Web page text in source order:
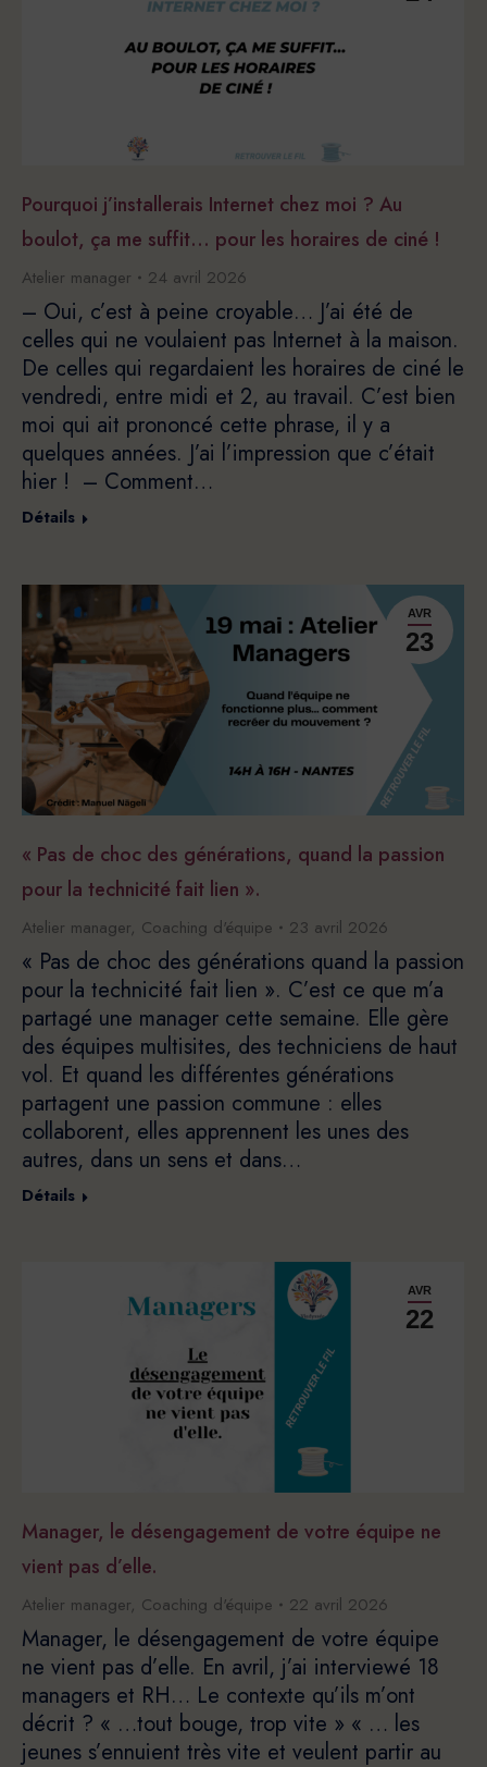
Pourquoi j’installerais Internet chez moi ? Au
boulot, ça me suffit… pour les horaires de ciné !
Atelier manager 24 avril 2026
– Oui, c’est à peine croyable… J’ai été de
celles qui ne voulaient pas Internet à la maison.
De celles qui regardaient les horaires de ciné le
vendredi, entre midi et 2, au travail. C’est bien
moi qui ait prononcé cette phrase, il y a
quelques années. J’ai l’impression que c’était
hier ! – Comment…
Détails
AVR
23
« Pas de choc des générations, quand la passion
pour la technicité fait lien ».
Atelier manager, Coaching d'équipe 23 avril 2026
« Pas de choc des générations quand la passion
pour la technicité fait lien ». C’est ce que m’a
partagé une manager cette semaine. Elle gère
des équipes multisites, des techniciens de haut
vol. Et quand les différentes générations
partagent une passion commune : elles
collaborent, elles apprennent les unes des
autres, dans un sens et dans…
Détails
AVR
22
Manager, le désengagement de votre équipe ne
vient pas d’elle.
Atelier manager, Coaching d'équipe 22 avril 2026
Manager, le désengagement de votre équipe
ne vient pas d’elle. En avril, j’ai interviewé 18
managers et RH… Le contexte qu’ils m’ont
décrit ? « …tout bouge, trop vite » « … les
jeunes s’ennuient très vite et veulent partir au